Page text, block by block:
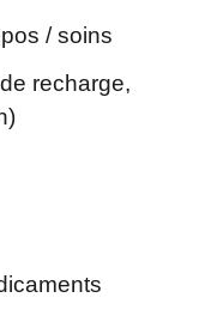
/ soins
recharge,